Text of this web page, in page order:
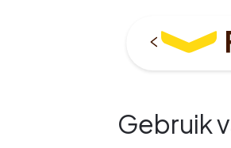
Gebruik